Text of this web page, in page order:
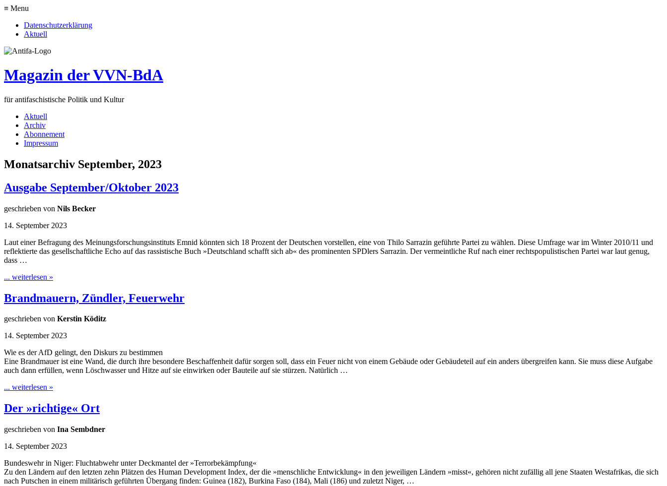
≡ Menu
Datenschutzerklärung
Aktuell
Magazin der VVN-BdA
für antifaschistische Politik und Kultur
Aktuell
Archiv
Abonnement
Impressum
Monatsarchiv September, 2023
Ausgabe September/Oktober 2023
geschrieben von Nils Becker
14. September 2023
Laut einer Befragung des Meinungsforschungsinstituts Emnid könnten sich 18 Prozent der Deutschen vorstellen, eine von Thilo Sarrazin geführte Partei zu wählen. Diese Umfrage war im Winter 2010/11 und
reflektierte das gesellschaftliche Echo auf das rassistische Buch »Deutschland schafft sich ab« des prominenten SPDlers Sarrazin. Der vermeintliche Ruf nach einer rechtspopulistischen Partei war laut genug,
dass …
... weiterlesen »
Brandmauern, Zündler, Feuerwehr
geschrieben von Kerstin Köditz
14. September 2023
Wie es der AfD gelingt, den Diskurs zu bestimmen
Eine Brandmauer ist eine Wand, die durch ihre besondere Beschaffenheit dafür sorgen soll, dass ein Feuer nicht von einem Gebäude oder Gebäudeteil auf ein anders übergreifen kann. Sie muss diese Aufgabe
auch dann erfüllen, wenn Löschwasser und Hitze auf sie einwirken oder Bauteile auf sie stürzen. Natürlich …
... weiterlesen »
Der »richtige« Ort
geschrieben von Ina Sembdner
14. September 2023
Bundeswehr in Niger: Fluchtabwehr unter Deckmantel der »Terrorbekämpfung«
Zu den Ländern auf den letzten zehn Plätzen des Human Development Index, der die »menschliche Entwicklung« in den jeweiligen Ländern »misst«, gehören nicht zufällig all jene Staaten Westafrikas, die sich
nach Putschen in einem militärisch geführten Übergang finden: Guinea (182), Burkina Faso (184), Mali (186) und zuletzt Niger, …